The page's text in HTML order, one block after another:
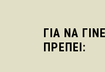
ΓΙΑ ΝΑ
ΠΡΕΠΕΙ: